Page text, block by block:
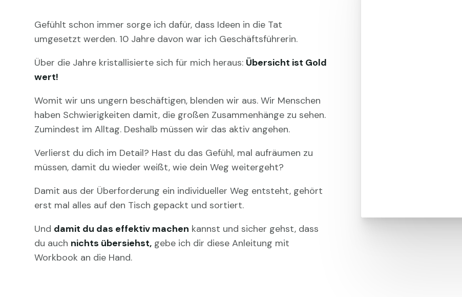
Gefühlt schon immer sorge ich dafür, dass Ideen in die Tat
umgesetzt werden. 10 Jahre davon war ich Geschäftsführerin.
Über die Jahre kristallisierte sich für mich heraus: Übersicht ist Gold
wert!
Womit wir uns ungern beschäftigen, blenden wir aus. Wir Menschen
haben Schwierigkeiten damit, die großen Zusammenhänge zu sehen.
Zumindest im Alltag. Deshalb müssen wir das aktiv angehen.
Verlierst du dich im Detail? Hast du das Gefühl, mal aufräumen zu
müssen, damit du wieder weißt, wie dein Weg weitergeht?
Damit aus der Überforderung ein individueller Weg entsteht, gehört
erst mal alles auf den Tisch gepackt und sortiert.
Und damit du das effektiv machen kannst und sicher gehst, dass
du auch nichts übersiehst, gebe ich dir diese Anleitung mit
Workbook an die Hand.